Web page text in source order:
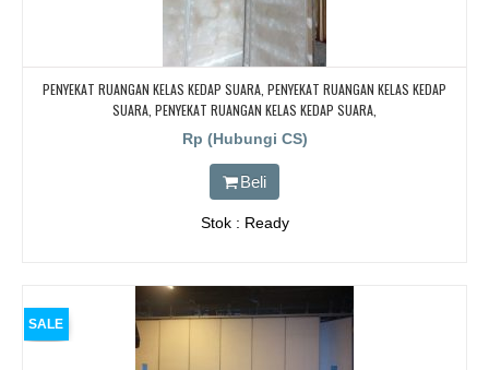
PENYEKAT RUANGAN KELAS KEDAP SUARA, PENYEKAT RUANGAN KELAS KEDAP
SUARA, PENYEKAT RUANGAN KELAS KEDAP SUARA,
Rp (Hubungi CS)
Beli
Stok : Ready
SALE